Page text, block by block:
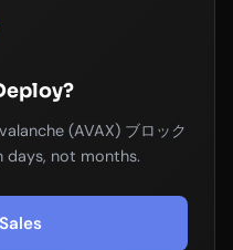
(AVAX) ブロック
days, not months.